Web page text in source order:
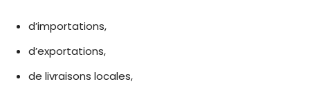
d’importations,
d’exportations,
de livraisons locales,